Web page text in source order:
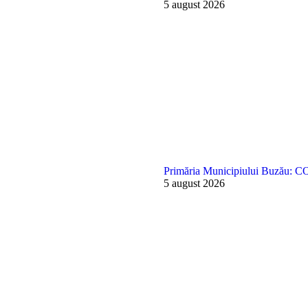
5 august 2026
Primăria Municipiului Buzău:
5 august 2026